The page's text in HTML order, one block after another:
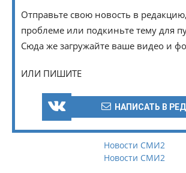
Отправьте свою новость в
проблеме или подкиньте тему для
Сюда же загружайте ваше видео и
ИЛИ ПИШИТЕ
НАПИСАТЬ В
Новости СМИ2
Новости СМИ2